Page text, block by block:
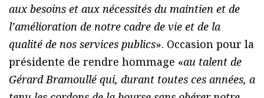
aux besoins et aux nécessités du maintien et de
l’amélioration de notre cadre de vie et de la
qualité de nos services publics». Occasion pour la
présidente de rendre hommage «au talent de
Gérard Bramoullé qui, durant toutes ces années, a